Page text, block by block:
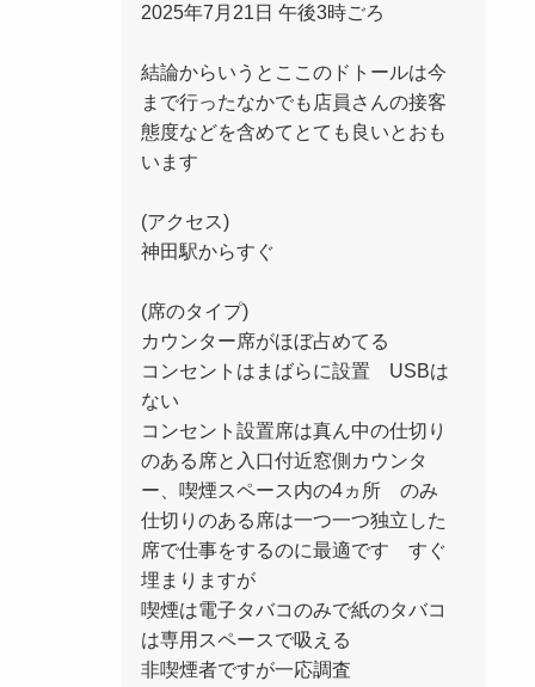
2025年7月21日 午後3時ごろ
結論からいうとここのドトールは今
まで行ったなかでも店員さんの接客
態度などを含めてとても良いとおも
います
(アクセス)
神田駅からすぐ
(席のタイプ)
カウンター席がほぼ占めてる
コンセントはまばらに設置 USBは
ない
コンセント設置席は真ん中の仕切り
のある席と入口付近窓側カウンタ
ー、喫煙スペース内の4ヵ所 のみ
仕切りのある席は一つ一つ独立した
席で仕事をするのに最適です すぐ
埋まりますが
喫煙は電子タバコのみで紙のタバコ
は専用スペースで吸える
非喫煙者ですが一応調査